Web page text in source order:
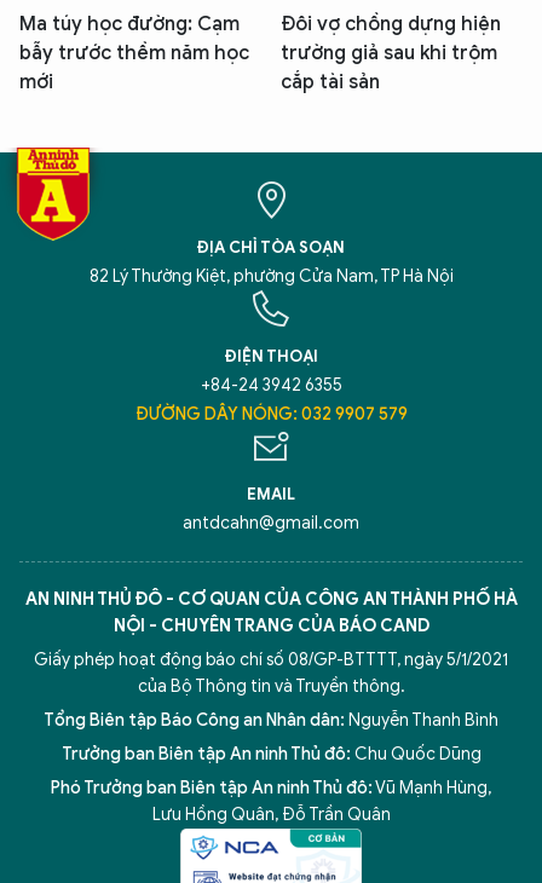
Ma túy học đường: Cạm
bẫy trước thềm năm học
mới
Đôi vợ chồng dựng hiện
trường giả sau khi trộm
cắp tài sản
ĐỊA CHỈ TÒA SOẠN
82 Lý Thường Kiệt, phường Cửa Nam, TP Hà Nội
ĐIỆN THOẠI
+84-24 3942 6355
ĐƯỜNG DÂY NÓNG: 032 9907 579
EMAIL
antdcahn@gmail.com
AN NINH THỦ ĐÔ - CƠ QUAN CỦA CÔNG AN THÀNH PHỐ HÀ
NỘI - CHUYÊN TRANG CỦA BÁO CAND
Giấy phép hoạt động báo chí số 08/GP-BTTTT, ngày 5/1/2021
của Bộ Thông tin và Truyền thông.
Tổng Biên tập Báo Công an Nhân dân: Nguyễn Thanh Bình
Trưởng ban Biên tập An ninh Thủ đô: Chu Quốc Dũng
Phó Trưởng ban Biên tập An ninh Thủ đô:Vũ Mạnh Hùng,
Lưu Hồng Quân, Đỗ Trần Quân